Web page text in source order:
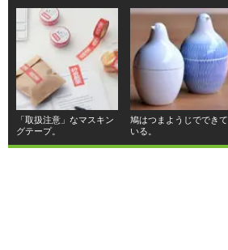
「取扱注意」なマスキン
グテープ。
鳩はつまようじでできて
いる。